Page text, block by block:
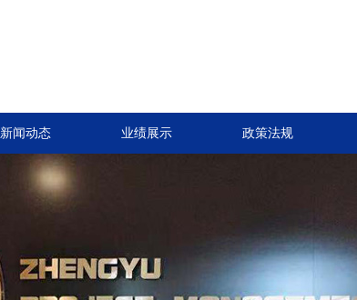
新闻动态 业绩展示 政策法规